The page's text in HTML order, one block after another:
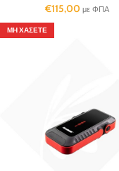
€115,00 με ΦΠΑ
ΜΗ ΧΆΣΕΤΕ